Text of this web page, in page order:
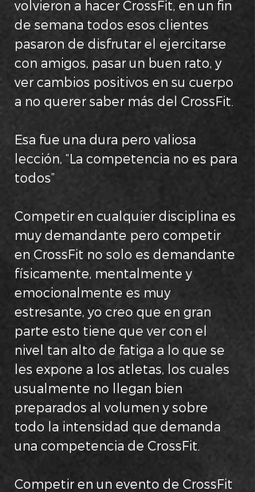
volvieron a hacer CrossFit, en un fin
de semana todos esos clientes
pasaron de disfrutar el ejercitarse
con amigos, pasar un buen rato, y
ver cambios positivos en su cuerpo
a no querer saber más del CrossFit.
Esa fue una dura pero valiosa
lección, “La competencia no es para
todos”
Competir en cualquier disciplina es
muy demandante pero competir
en CrossFit no solo es demandante
físicamente, mentalmente y
emocionalmente es muy
estresante, yo creo que en gran
parte esto tiene que ver con el
nivel tan alto de fatiga a lo que se
les expone a los atletas, los cuales
usualmente no llegan bien
preparados al volumen y sobre
todo la intensidad que demanda
una competencia de CrossFit.
Competir en un evento de CrossFit